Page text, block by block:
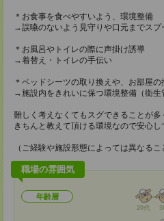
＊お食事を食べやすいよう、環境整備
→誤嚥のないよう見守りや口元までスプ
＊お風呂やトイレの際に声掛け誘導
→着替え・トイレの手伝い
＊ベッドシーツの取り換えや、お部屋の
→施設内をきれいに保つ環境整備（衛生
難しく考えなくてもスグできることが多
きちんと教えて頂ける環境なので安心し
（ご経験や施設形態によっては異なるこ
職場の雰囲気
年齢層
20代